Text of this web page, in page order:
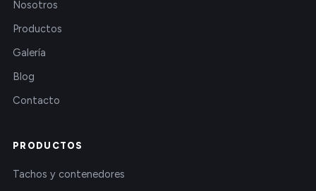
Nosotros
Productos
Galería
Blog
Contacto
PRODUCTOS
Tachos y contenedores